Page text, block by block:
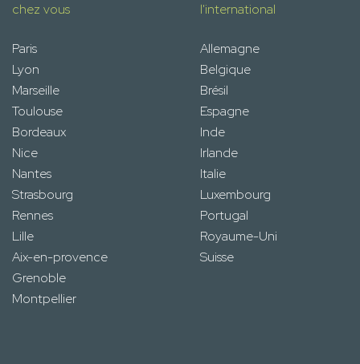
chez vous
Paris
Lyon
Marseille
Toulouse
Bordeaux
Nice
Nantes
Strasbourg
Rennes
Lille
Aix-en-provence
Grenoble
Montpellier
l'international
Allemagne
Belgique
Brésil
Espagne
Inde
Irlande
Italie
Luxembourg
Portugal
Royaume-Uni
Suisse